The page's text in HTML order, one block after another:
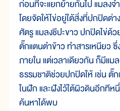
ก่อนที่จะแยกย้ายกันไป แมลงจ
โดยจัดให้ไข่อยู่ใต้สิ่งที่ปกปิดต่
ศัตรู แมลงชีปะขาว ปกปิดไข่ด้
ตั๊กแตนตำข้าว ทำสารเหนียว
ภายใน แต่เวลาเดียวกัน ก็มีแ
ธรรมชาติช่วยปกปิดให้ เช่น ตั๊
ในฝัก และฝังไว้ใต้ผิวดินอีกทีห
ค้นหาได้พบ